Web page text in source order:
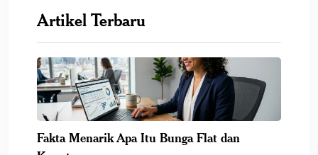
Artikel Terbaru
Fakta Menarik Apa Itu Bunga Flat dan